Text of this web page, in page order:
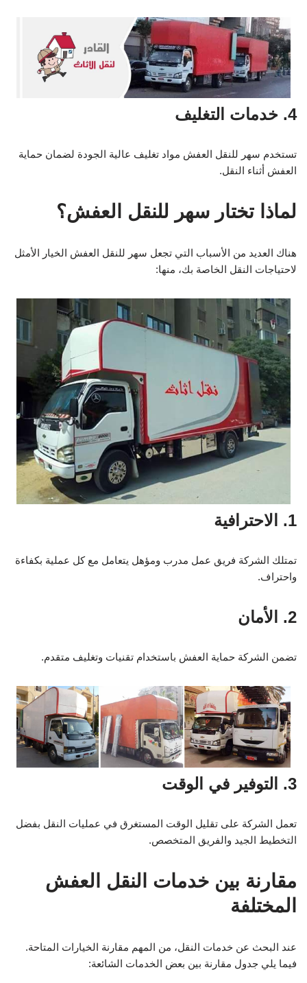
4. خدمات التغليف
تستخدم سهر للنقل العفش مواد تغليف عالية الجودة لضمان حماية
العفش أثناء النقل.
لماذا تختار سهر للنقل العفش؟
هناك العديد من الأسباب التي تجعل سهر للنقل العفش الخيار الأمثل
لاحتياجات النقل الخاصة بك، منها:
1. الاحترافية
تمتلك الشركة فريق عمل مدرب ومؤهل يتعامل مع كل عملية بكفاءة
واحتراف.
2. الأمان
تضمن الشركة حماية العفش باستخدام تقنيات وتغليف متقدم.
3. التوفير في الوقت
تعمل الشركة على تقليل الوقت المستغرق في عمليات النقل بفضل
التخطيط الجيد والفريق المتخصص.
مقارنة بين خدمات النقل العفش
المختلفة
عند البحث عن خدمات النقل، من المهم مقارنة الخيارات المتاحة.
فيما يلي جدول مقارنة بين بعض الخدمات الشائعة: